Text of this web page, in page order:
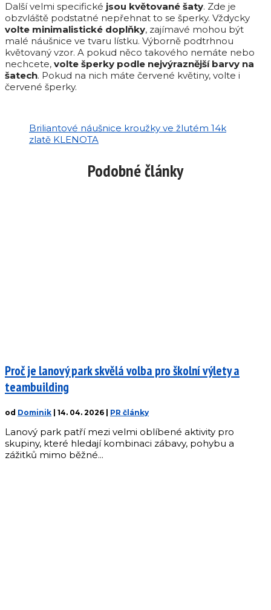
Další velmi specifické jsou květované šaty. Zde je
obzvláště podstatné nepřehnat to se šperky. Vždycky
volte minimalistické doplňky, zajímavé mohou být
malé náušnice ve tvaru lístku. Výborně podtrhnou
květovaný vzor. A pokud něco takového nemáte nebo
nechcete, volte šperky podle nejvýraznější barvy na
šatech. Pokud na nich máte červené květiny, volte i
červené šperky.
Briliantové náušnice kroužky ve žlutém 14k
zlatě KLENOTA
Podobné články
Proč je lanový park skvělá volba pro školní výlety a
teambuilding
od Dominik | 14. 04. 2026 | PR články
Lanový park patří mezi velmi oblíbené aktivity pro
skupiny, které hledají kombinaci zábavy, pohybu a
zážitků mimo běžné...